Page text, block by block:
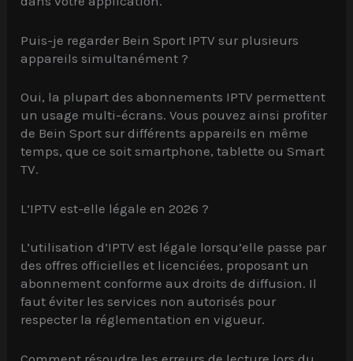
Puis-je regarder Bein Sport IPTV sur plusieurs
appareils simultanément ?
Oui, la plupart des abonnements IPTV permettent
un usage multi-écrans. Vous pouvez ainsi profiter
de Bein Sport sur différents appareils en même
temps, que ce soit smartphone, tablette ou Smart
TV.
L’IPTV est-elle légale en 2026 ?
L’utilisation d’IPTV est légale lorsqu’elle passe par
des offres officielles et licenciées, proposant un
abonnement conforme aux droits de diffusion. Il
faut éviter les services non autorisés pour
respecter la réglementation en vigueur.